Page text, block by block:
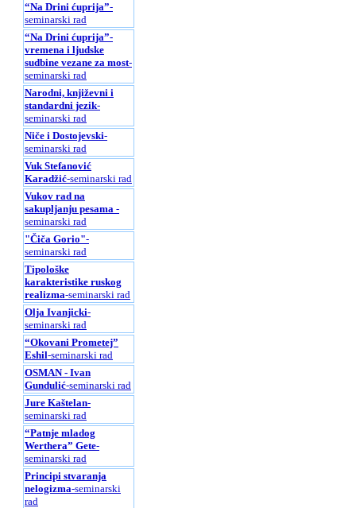
“Na Drini ćuprija”-
seminarski rad
“Na Drini ćuprija”-
vremena i ljudske
sudbine vezane za most-
seminarski rad
Narodni, književni i
standardni jezik-
seminarski rad
Niče i Dostojevski-
seminarski rad
Vuk Stefanović
Karadžić-seminarski rad
Vukov rad na
sakupljanju pesama -
seminarski rad
"Čiča Gorio"-
seminarski rad
Tipološke
karakteristike ruskog
realizma-seminarski rad
Olja Ivanjicki-
seminarski rad
“Okovani Prometej”
Eshil-seminarski rad
OSMAN - Ivan
Gundulić-seminarski rad
Jure Kaštelan-
seminarski rad
“Patnje mladog
Werthera” Gete-
seminarski rad
Principi stvaranja
nelogizma-seminarski
rad